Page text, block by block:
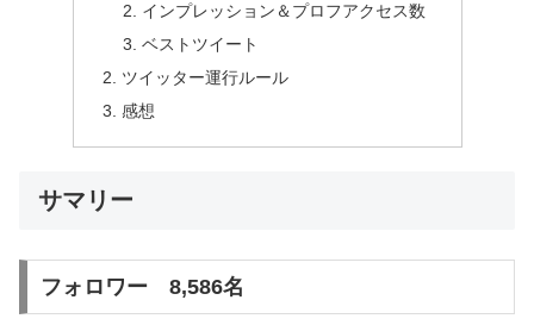
インプレッション＆プロフアクセス数
ベストツイート
ツイッター運行ルール
感想
サマリー
フォロワー 8,586名